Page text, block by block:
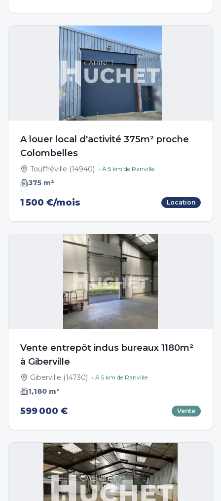
A louer local d'activité 375m² proche
Colombelles
Touffréville (14940) • À 5 km de Ranville
375 m²
1 500 €/mois Location
Vente entrepôt indus bureaux 1180m²
à Giberville
Giberville (14730) • À 5 km de Ranville
1,180 m²
599 000 € Vente